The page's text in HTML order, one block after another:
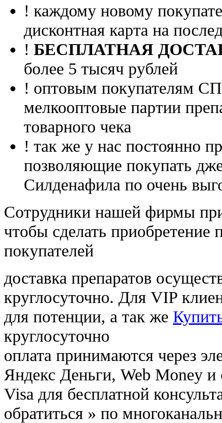
! каждому новому
дисконтная карта на
! БЕСПЛАТНАЯ
более 5 тысяч рублей
! оптовым покупателям
мелкооптовые партии
товарного чека
! так же у нас постоянно
позволяющие покупать
Силденафила по очень
Cотрудники нашей фирмы
чтобы сделать приобретение
покупателей
доставка препаратов
круглосуточно. Для VIP
для потенции, а так же
круглосуточно
оплата принимаются через
Яндекс Деньги, Web Money и
Visa для бесплатной
обратиться » по